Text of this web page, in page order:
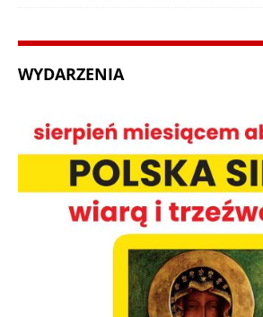
WYDARZENIA